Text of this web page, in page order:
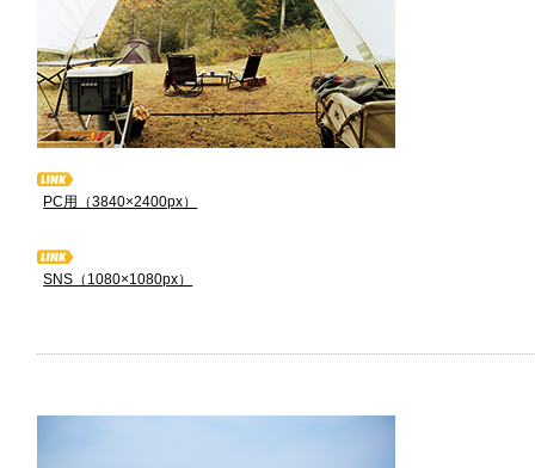
PC用（3840×2400px）
SNS（1080×1080px）